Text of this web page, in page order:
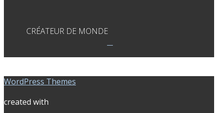
CRÉATEUR DE MONDE
WordPress Themes
created with